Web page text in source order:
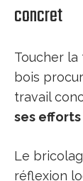
concret
Toucher
bois
travail
ses
Le
réflexion